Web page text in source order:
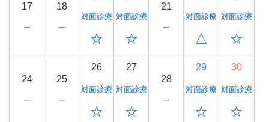
17
－
18
－
対面診療
☆
対面診療
☆
21
－
対面診療
△
対面診療
☆
24
－
25
－
26
対面診療
☆
27
対面診療
☆
28
－
29
対面診療
☆
30
対面診療
☆